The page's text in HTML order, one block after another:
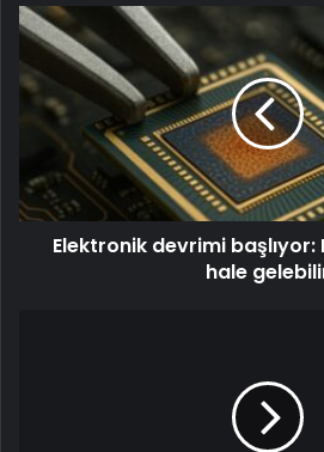
Elektronik devrimi başlıyor:
hale